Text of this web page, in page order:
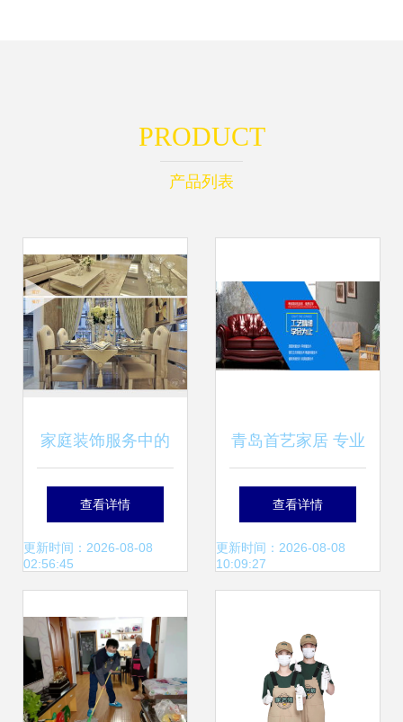
PRODUCT
产品列表
家庭装饰服务中的
全面设计价值
查看详情
更新时间：2026-08-08
02:56:45
青岛首艺家居 专业
家政服务，点亮品
质生活
查看详情
更新时间：2026-08-08
10:09:27